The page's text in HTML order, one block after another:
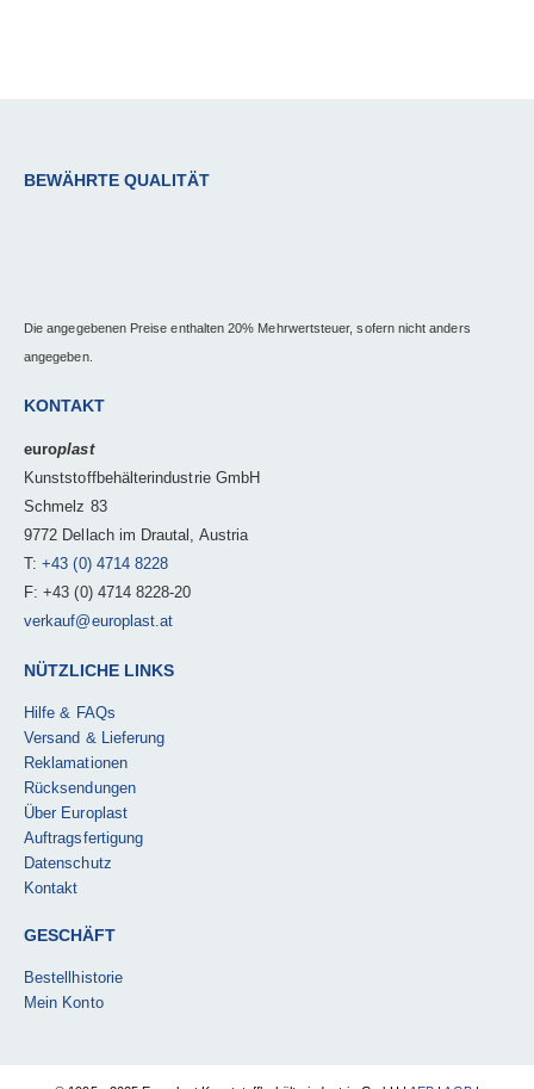
BEWÄHRTE QUALITÄT
Die angegebenen Preise enthalten 20% Mehrwertsteuer, sofern nicht anders
angegeben.
KONTAKT
europlast
Kunststoffbehälterindustrie GmbH
Schmelz 83
9772 Dellach im Drautal, Austria
T:+43 (0) 4714 8228
F: +43 (0) 4714 8228-20
verkauf@europlast.at
NÜTZLICHE LINKS
Hilfe & FAQs
Versand & Lieferung
Reklamationen
Rücksendungen
Über Europlast
Auftragsfertigung
Datenschutz
Kontakt
GESCHÄFT
Bestellhistorie
Mein Konto